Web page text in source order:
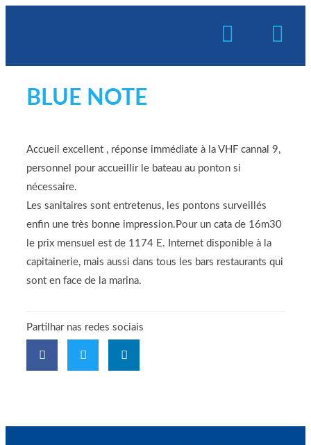
BLUE NOTE
Accueil excellent , réponse immédiate à la VHF cannal 9,
personnel pour accueillir le bateau au ponton si
nécessaire.
Les sanitaires sont entretenus, les pontons surveillés
enfin une très bonne impression.Pour un cata de 16m30
le prix mensuel est de 1174 E. Internet disponible à la
capitainerie, mais aussi dans tous les bars restaurants qui
sont en face de la marina.
Partilhar nas redes sociais